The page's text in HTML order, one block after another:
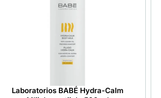
Laboratorios BABÉ Hydra-Calm